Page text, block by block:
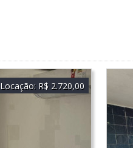
Locação: R$ 2.720,00